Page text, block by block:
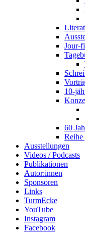
Jour-
10-
60
Reihe
Ausstellungen
Videos / Podcasts
Publikationen
Autor:innen
Sponsoren
Links
TurmEcke
YouTube
Instagram
Facebook